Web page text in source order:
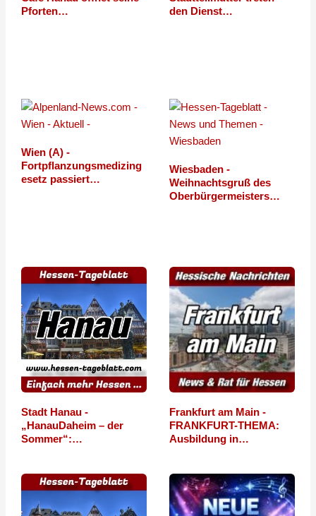
Pforten…
den Dienst…
Wien (A) -
Fortpflanzungsmedizing
esetz passiert…
Wiesbaden -
Weihnachtsgruß des
Oberbürgermeisters
Stadt Hanau -
„HanauDaheim – der
Sommer“:…
Frankfurt am Main -
FRANKFURT-THEMA:
Ausbildung in…